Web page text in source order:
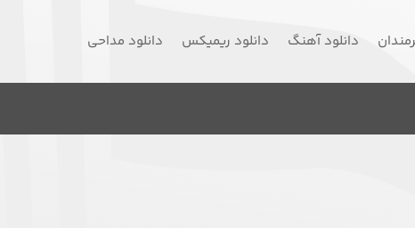
دانلود آهنگ دانلود ریمیکس دانلود مداحی